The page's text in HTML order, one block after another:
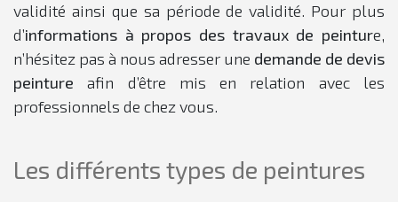
validité ainsi que sa période de validité. Pour plus
d’informations à propos des travaux de peinture,
n’hésitez pas à nous adresser une demande de devis
peinture afin d’être mis en relation avec les
professionnels de chez vous.
Les différents types de peintures